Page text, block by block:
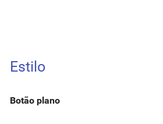
Estilo
Botão plano